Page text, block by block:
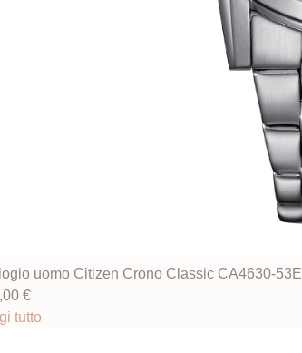
uomo Citizen Crono Classic CA4630-53E
€
tutto